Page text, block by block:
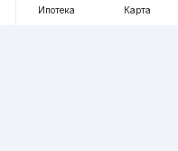
Ипотека Карта